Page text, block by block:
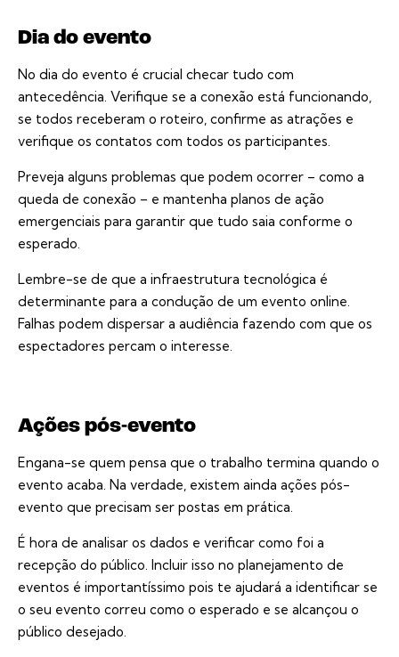
Dia do evento
No dia do evento é crucial checar tudo com
antecedência. Verifique se a conexão está funcionando,
se todos receberam o roteiro, confirme as atrações e
verifique os contatos com todos os participantes.
Preveja alguns problemas que podem ocorrer – como a
queda de conexão – e mantenha planos de ação
emergenciais para garantir que tudo saia conforme o
esperado.
Lembre-se de que a infraestrutura tecnológica é
determinante para a condução de um evento online.
Falhas podem dispersar a audiência fazendo com que os
espectadores percam o interesse.
Ações pós-evento
Engana-se quem pensa que o trabalho termina quando o
evento acaba. Na verdade, existem ainda ações pós-
evento que precisam ser postas em prática.
É hora de analisar os dados e verificar como foi a
recepção do público. Incluir isso no planejamento de
eventos é importantíssimo pois te ajudará a identificar se
o seu evento correu como o esperado e se alcançou o
público desejado.